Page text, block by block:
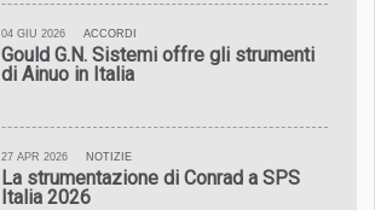
04 GIU 2026 ACCORDI
Gould G.N. Sistemi offre gli strumenti
di Ainuo in Italia
27 APR 2026 NOTIZIE
La strumentazione di Conrad a SPS
Italia 2026